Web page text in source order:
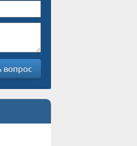
вопрос